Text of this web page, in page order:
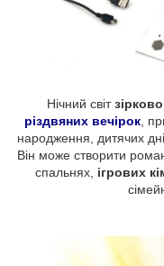
Нічний світ
різдвяних вечірок ,
народження, дитячих
Він може створити
спальнях, ігрових